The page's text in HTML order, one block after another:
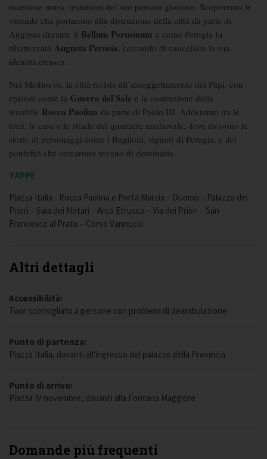
maestose mura, testimoni del suo passato glorioso. Scopriremo le
vicende che portarono alla distruzione della città da parte di
Augusto durante il Bellum Perusinum e come Perugia fu
ribattezzata Augusta Perusia, cercando di cancellare la sua
identità etrusca.
Nel Medioevo, la città resiste all’assoggettamento dei Papi, con
episodi come la Guerra del Sale e la costruzione della
temibile Rocca Paolina da parte di Paolo III. Addentrati tra le
torri, le case e le strade del quartiere medievale, dove rivivono le
storie di personaggi come i Baglioni, signori di Perugia, e dei
pontefici che cercarono invano di dominarla.
TAPPE
Piazza Italia - Rocca Paolina e Porta Marzia – Duomo – Palazzo dei
Priori – Sala dei Notari – Arco Etrusco – Via dei Priori – San
Francesco al Prato – Corso Vannucci
Altri dettagli
Accessibilità:
Tour sconsigliato a persone con problemi di deambulazione
Punto di partenza:
Piazza Italia, davanti all'ingresso del palazzo della Provincia
Punto di arrivo:
Piazza IV novembre, davanti alla Fontana Maggiore
Domande più frequenti